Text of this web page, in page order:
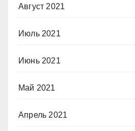
Август 2021
Июль 2021
Июнь 2021
Май 2021
Апрель 2021